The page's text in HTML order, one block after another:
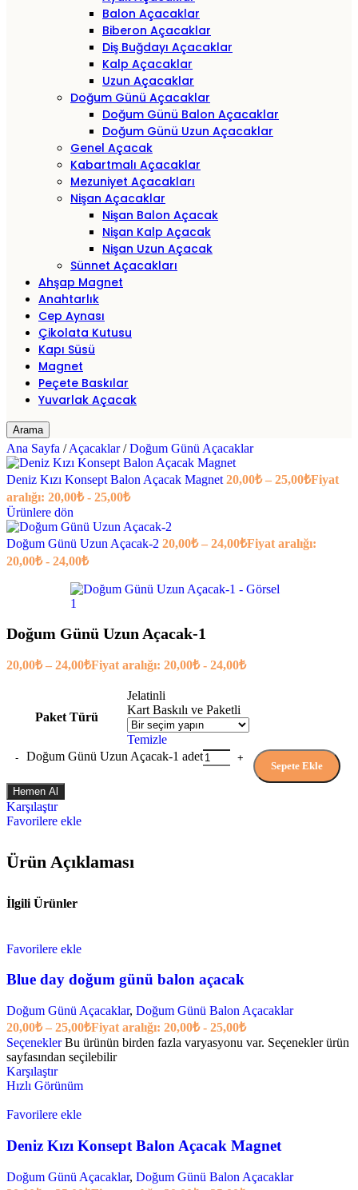
Balon Açacaklar
Biberon Açacaklar
Diş Buğdayı Açacaklar
Kalp Açacaklar
Uzun Açacaklar
Doğum Günü Açacaklar
Doğum Günü Balon Açacaklar
Doğum Günü Uzun Açacaklar
Genel Açacak
Kabartmalı Açacaklar
Mezuniyet Açacakları
Nişan Açacaklar
Nişan Balon Açacak
Nişan Kalp Açacak
Nişan Uzun Açacak
Sünnet Açacakları
Ahşap Magnet
Anahtarlık
Cep Aynası
Çikolata Kutusu
Kapı Süsü
Magnet
Peçete Baskılar
Yuvarlak Açacak
Arama
Ana Sayfa / Açacaklar/ Doğum Günü Açacaklar
Deniz Kızı Konsept Balon Açacak Magnet 20,00₺ – 25,00₺Fiyat
aralığı: 20,00₺ - 25,00₺
Ürünlere dön
Doğum Günü Uzun Açacak-2 20,00₺ – 24,00₺Fiyat aralığı:
20,00₺ - 24,00₺
Doğum Günü Uzun Açacak-1
20,00₺ – 24,00₺Fiyat aralığı: 20,00₺ - 24,00₺
Paket Türü
Jelatinli
Kart Baskılı ve Paketli
Temizle
Doğum Günü Uzun Açacak-1 adet
Sepete Ekle
Hemen Al
Karşılaştır
Favorilere ekle
Ürün Açıklaması
İlgili Ürünler
Favorilere ekle
Blue day doğum günü balon açacak
Doğum Günü Açacaklar, Doğum Günü Balon Açacaklar
20,00₺ – 25,00₺Fiyat aralığı: 20,00₺ - 25,00₺
Seçenekler Bu ürünün birden fazla varyasyonu var. Seçenekler ürün
sayfasından seçilebilir
Karşılaştır
Hızlı Görünüm
Favorilere ekle
Deniz Kızı Konsept Balon Açacak Magnet
Doğum Günü Açacaklar, Doğum Günü Balon Açacaklar